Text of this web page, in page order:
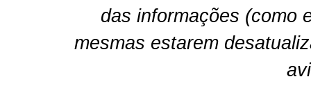
das informações (como
mesmas estarem